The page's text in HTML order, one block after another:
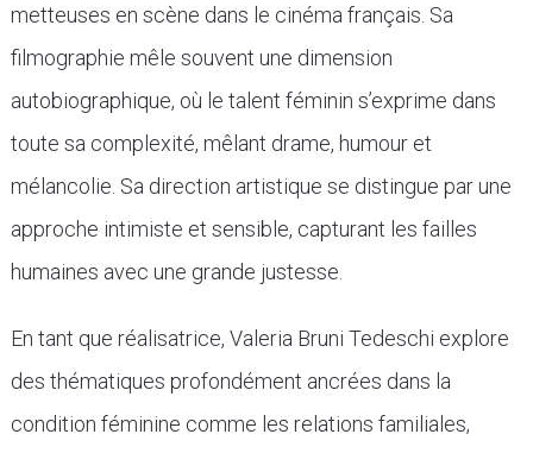
metteuses en scène dans le cinéma français. Sa
filmographie mêle souvent une dimension
autobiographique, où le talent féminin s’exprime dans
toute sa complexité, mêlant drame, humour et
mélancolie. Sa direction artistique se distingue par une
approche intimiste et sensible, capturant les failles
humaines avec une grande justesse.
En tant que réalisatrice, Valeria Bruni Tedeschi explore
des thématiques profondément ancrées dans la
condition féminine comme les relations familiales,